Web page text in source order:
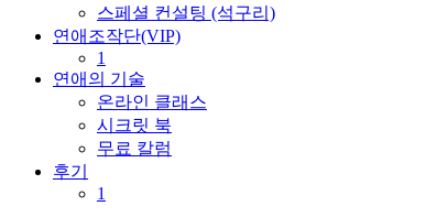
스페셜 컨설팅 (석구리)
연애조작단(VIP)
1
연애의 기술
온라인 클래스
시크릿 북
무료 칼럼
후기
1